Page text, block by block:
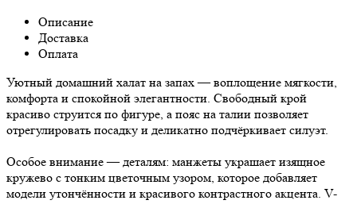
Описание
Доставка
Оплата
Уютный домашний халат на запах — воплощение мягкости,
комфорта и спокойной элегантности. Свободный крой
красиво струится по фигуре, а пояс на талии позволяет
отрегулировать посадку и деликатно подчёркивает силуэт.
Особое внимание — деталям: манжеты украшает изящное
кружево с тонким цветочным узором, которое добавляет
модели утончённости и красивого контрастного акцента. V-